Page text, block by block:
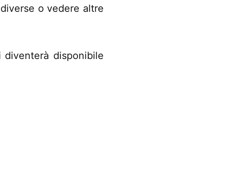
o vedere altre
diventerà disponibile